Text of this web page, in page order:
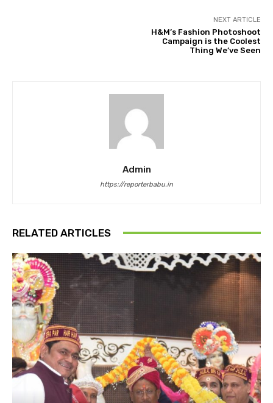
NEXT ARTICLE
H&M’s Fashion Photoshoot
Campaign is the Coolest
Thing We’ve Seen
Admin
https://reporterbabu.in
RELATED ARTICLES